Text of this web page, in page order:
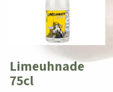
Limeuhnade
75cl